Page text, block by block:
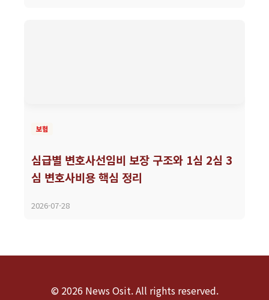
보험
심급별 변호사선임비 보장 구조와 1심 2심 3
심 변호사비용 핵심 정리
2026-07-28
© 2026 News Osit. All rights reserved.